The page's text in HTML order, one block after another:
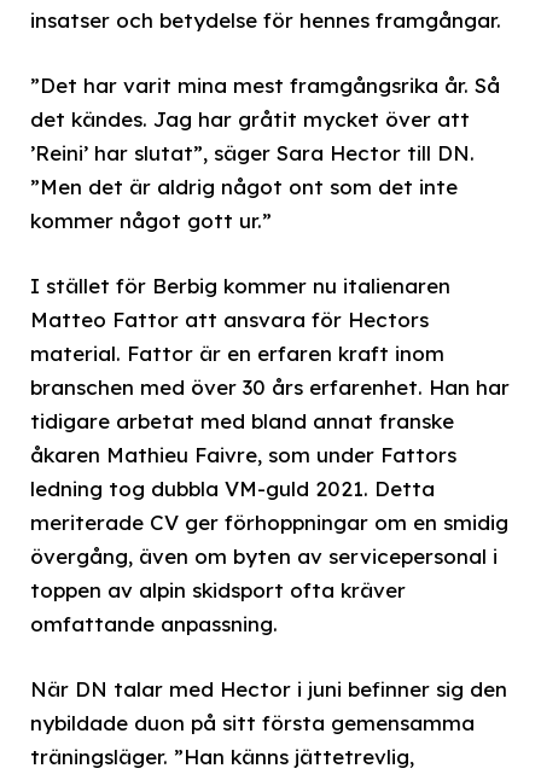
insatser och betydelse för hennes framgångar.
”Det har varit mina mest framgångsrika år. Så
det kändes. Jag har gråtit mycket över att
’Reini’ har slutat”, säger Sara Hector till DN.
”Men det är aldrig något ont som det inte
kommer något gott ur.”
I stället för Berbig kommer nu italienaren
Matteo Fattor att ansvara för Hectors
material. Fattor är en erfaren kraft inom
branschen med över 30 års erfarenhet. Han har
tidigare arbetat med bland annat franske
åkaren Mathieu Faivre, som under Fattors
ledning tog dubbla VM-guld 2021. Detta
meriterade CV ger förhoppningar om en smidig
övergång, även om byten av servicepersonal i
toppen av alpin skidsport ofta kräver
omfattande anpassning.
När DN talar med Hector i juni befinner sig den
nybildade duon på sitt första gemensamma
träningsläger. ”Han känns jättetrevlig,